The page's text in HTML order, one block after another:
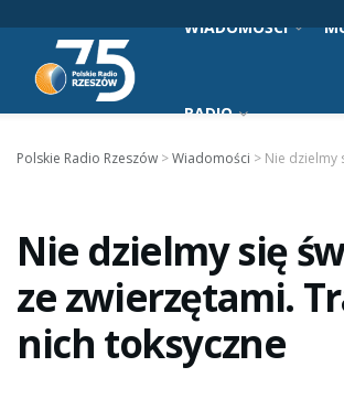
WIADOMOŚCI
RADIO
Polskie Radio Rzeszów >Wiadomości > Nie dzielmy
Nie dzielmy się
ze zwierzętami.
nich toksyczne